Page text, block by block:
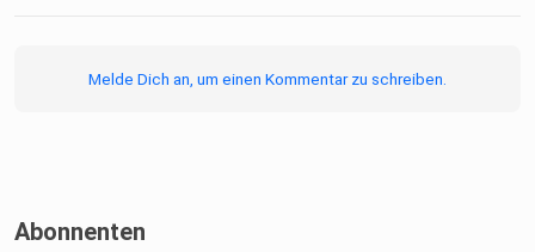
Melde Dich an, um einen Kommentar zu schreiben.
Abonnenten